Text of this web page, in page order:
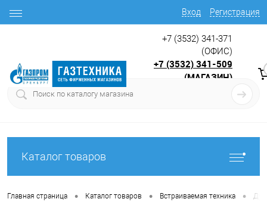
Вход Регистрация
+7 (3532) 341-371
(ОФИС)
+7 (3532) 341-509
(МАГАЗИН)
Каталог товаров
Главная страница • Каталог товаров • Встраиваемая техника •